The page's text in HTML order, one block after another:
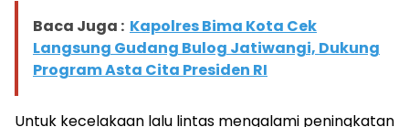
Baca Juga : Kapolres Bima Kota Cek
Langsung Gudang Bulog Jatiwangi, Dukung
Program Asta Cita Presiden RI
Untuk kecelakaan lalu lintas mengalami peningkatan